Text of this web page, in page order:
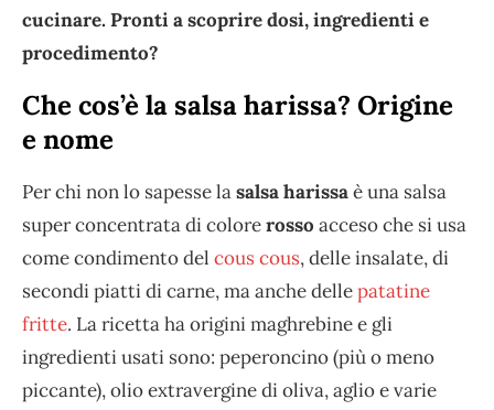
cucinare. Pronti a scoprire dosi, ingredienti e
procedimento?
Che cos’è la salsa harissa? Origine
e nome
Per chi non lo sapesse lasalsa harissaè una salsa
super concentrata di colorerosso acceso che si usa
come condimento del cous cous, delle insalate, di
secondi piatti di carne, ma anche dellepatatine
fritte. La ricetta ha origini maghrebine e gli
ingredienti usati sono: peperoncino (più o meno
piccante), olio extravergine di oliva, aglio e varie